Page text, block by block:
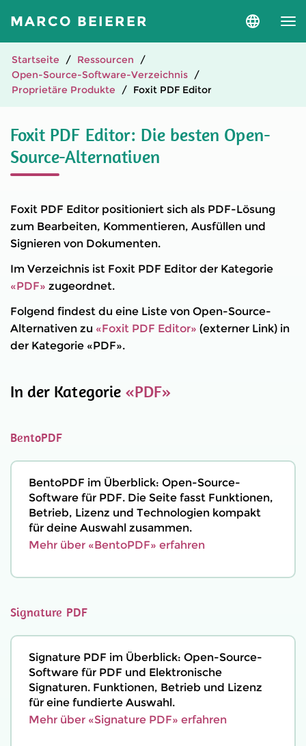
MARCO BEIERER
Sprache
Startseite
Ressourcen
Open-Source-Software-Verzeichnis
Proprietäre Produkte
Foxit PDF Editor
Foxit PDF Editor: Die besten Open-
Source-Alternativen
Foxit PDF Editor positioniert sich als PDF-Lösung
zum Bearbeiten, Kommentieren, Ausfüllen und
Signieren von Dokumenten.
Im Verzeichnis ist Foxit PDF Editor der Kategorie
«PDF» zugeordnet.
Folgend findest du eine Liste von Open-Source-
Alternativen zu «Foxit PDF Editor» (externer Link) in
der Kategorie «PDF».
In der Kategorie «PDF»
BentoPDF
BentoPDF im Überblick: Open-Source-
Software für PDF. Die Seite fasst Funktionen,
Betrieb, Lizenz und Technologien kompakt
für deine Auswahl zusammen.
Mehr über «BentoPDF» erfahren
Signature PDF
Signature PDF im Überblick: Open-Source-
Software für PDF und Elektronische
Signaturen. Funktionen, Betrieb und Lizenz
für eine fundierte Auswahl.
Mehr über «Signature PDF» erfahren